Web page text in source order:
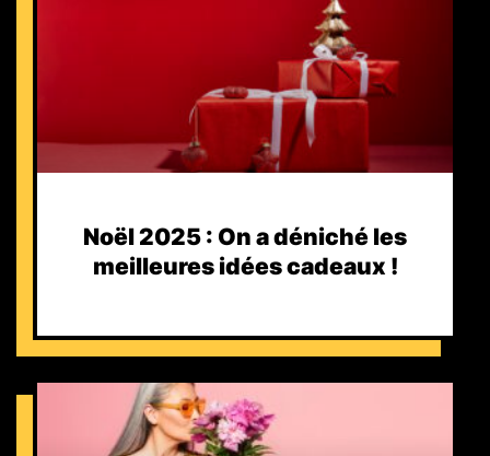
Noël 2025 : On a déniché les
meilleures idées cadeaux !